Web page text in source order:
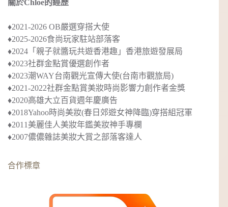
關於Chloe的經歷
♦︎2021-2026 OB嚴選穿搭大使
♦︎2025-2026食尚玩家駐站部落客
♦︎2024 「親子就醬玩共遊香港趣」 香港旅遊發展局
♦︎2023社群金點賞優選創作者
♦︎2023潮WAY台南觀光宣傳大使(台南市觀旅局)
♦︎2021-2022社群金點賞美妝時尚影響力創作者金獎
♦︎2020高雄大立百貨週年慶廣告
♦︎2018Yahoo時尚美妝(春日郊遊女神降臨)穿搭組冠軍
♦︎2011美麗佳人美妝年鑑美妝神手專欄
♦︎2007儂儂雜誌美妝大賞之部落客達人
合作標章